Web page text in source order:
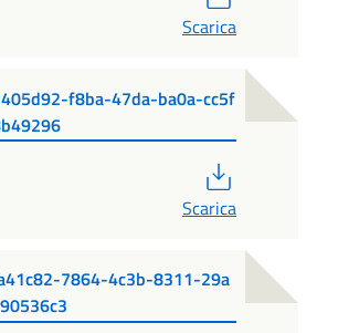
Scarica
f8ba-47da-ba0a-cc5f
Scarica
7864-4c3b-8311-29a